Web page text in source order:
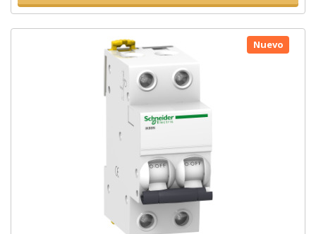
Nuevo